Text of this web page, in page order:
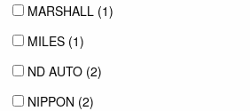
MARSHALL (1)
MILES (1)
ND AUTO (2)
NIPPON (2)